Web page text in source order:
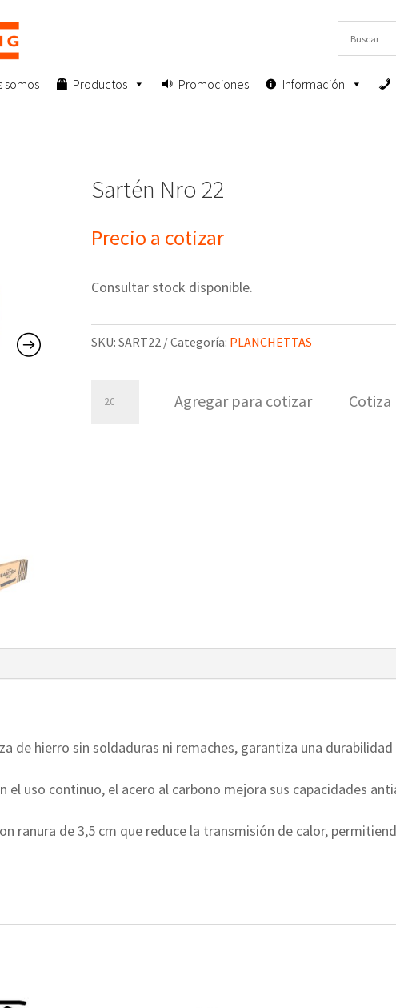
somos Productos Promociones Información
Sartén Nro 22
Precio a cotizar
Consultar stock disponible.
SKU: SART22 Categoría: PLANCHETTAS
Agregar para cotizar
de hierro sin soldaduras ni remaches, garantiza una
el uso continuo, el acero al carbono mejora sus capacidades
ranura de 3,5 cm que reduce la transmisión de calor,